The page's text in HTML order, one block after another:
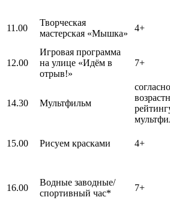
11.00
Творческая
мастерская «Мышка»
4+
12.00
Игровая программа
на улице «Идём в
отрыв!»
7+
14.30 Мультфильм
согласно
15.00 Рисуем красками 4+
16.00
Водные заводные/
спортивный час*
7+